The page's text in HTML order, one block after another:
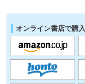
オンライン書店で購入